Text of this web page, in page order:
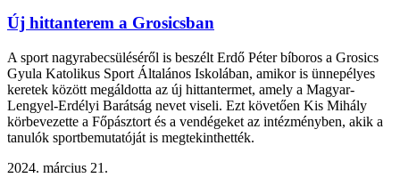
Új hittanterem a Grosicsban
A sport nagyrabecsüléséről is beszélt Erdő Péter bíboros a Grosics
Gyula Katolikus Sport Általános Iskolában, amikor is ünnepélyes
keretek között megáldotta az új hittantermet, amely a Magyar-
Lengyel-Erdélyi Barátság nevet viseli. Ezt követően Kis Mihály
körbevezette a Főpásztort és a vendégeket az intézményben, akik a
tanulók sportbemutatóját is megtekinthették.
2024. március 21.